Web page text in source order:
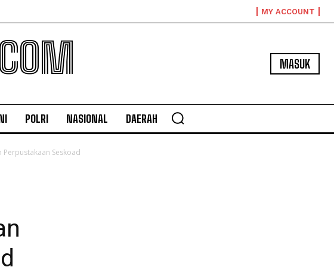
MY ACCOUNT
MASUK
POLRI NASIONAL DAERAH
Seskoad